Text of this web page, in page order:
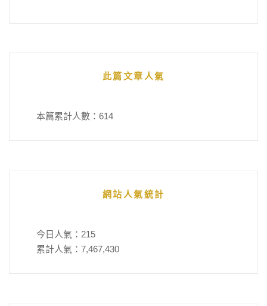
此篇文章人氣
本篇累計人數： 614
網站人氣統計
今日人氣： 215
累計人氣： 7,467,430